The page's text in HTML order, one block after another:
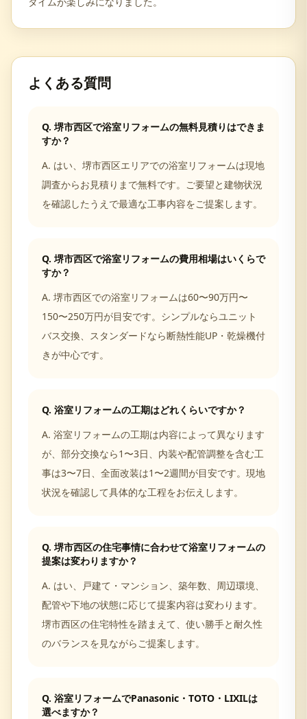
よくある質問
Q. 堺市西区で浴室リフォームの無料見積りはできま
すか？
A. はい、堺市西区エリアでの浴室リフォームは現地
調査からお見積りまで無料です。ご要望と建物状況
を確認したうえで最適な工事内容をご提案します。
Q. 堺市西区で浴室リフォームの費用相場はいくらで
すか？
A. 堺市西区での浴室リフォームは60〜90万円〜
150〜250万円が目安です。シンプルならユニット
バス交換、スタンダードなら断熱性能UP・乾燥機付
きが中心です。
Q. 浴室リフォームの工期はどれくらいですか？
A. 浴室リフォームの工期は内容によって異なります
が、部分交換なら1〜3日、内装や配管調整を含む工
事は3〜7日、全面改装は1〜2週間が目安です。現地
状況を確認して具体的な工程をお伝えします。
Q. 堺市西区の住宅事情に合わせて浴室リフォームの
提案は変わりますか？
A. はい、戸建て・マンション、築年数、周辺環境、
配管や下地の状態に応じて提案内容は変わります。
堺市西区の住宅特性を踏まえて、使い勝手と耐久性
のバランスを見ながらご提案します。
Q. 浴室リフォームでPanasonic・TOTO・LIXILは
選べますか？